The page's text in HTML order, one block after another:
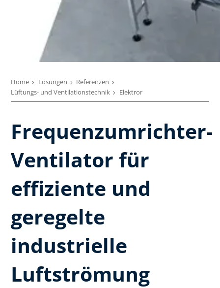
Home Lösungen
Referenzen
Lüftungs- und Ventilationstechnik
Elektror
Frequenzumrichter-
Ventilator für
effiziente und
geregelte
industrielle
Luftströmung